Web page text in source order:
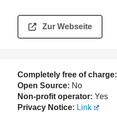
Zur Webseite
Completely free of charge:
Open Source: No
Non-profit operator: Yes
Privacy Notice: Link